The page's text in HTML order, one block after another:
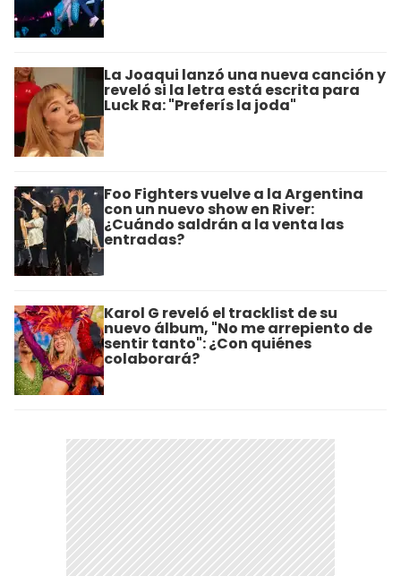
La Joaqui lanzó una nueva canción y
reveló si la letra está escrita para
Luck Ra: "Preferís la joda"
Foo Fighters vuelve a la Argentina
con un nuevo show en River:
¿Cuándo saldrán a la venta las
entradas?
Karol G reveló el tracklist de su
nuevo álbum, "No me arrepiento de
sentir tanto": ¿Con quiénes
colaborará?